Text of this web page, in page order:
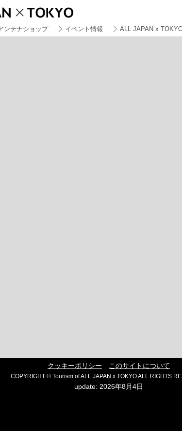
ンテナショップ イベント情報 ALL JAPAN x
クッキーポリシー このサイトについて
COPYRIGHT © Tourism of ALL JAPAN x TOKYO ALL RIGHTS
update: 2026年8月4日